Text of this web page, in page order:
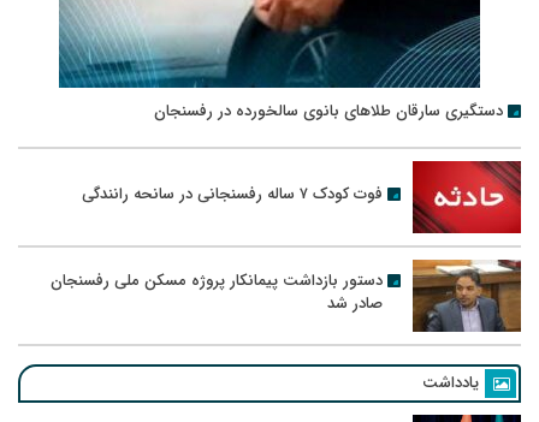
دستگیری سارقان طلاهای بانوی سالخورده در رفسنجان
فوت کودک ۷ ساله رفسنجانی در سانحه رانندگی
دستور بازداشت پیمانکار پروژه مسکن ملی رفسنجان
صادر شد
یادداشت